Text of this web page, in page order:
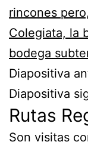
rincones
Colegiata, la
bodega
Diapositiva
Diapositiva
Rutas
Son visitas